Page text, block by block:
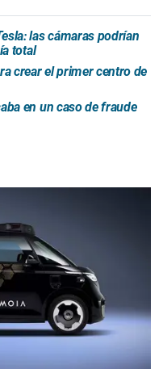
las cámaras podrían
total
crear el primer centro de
en un caso de fraude